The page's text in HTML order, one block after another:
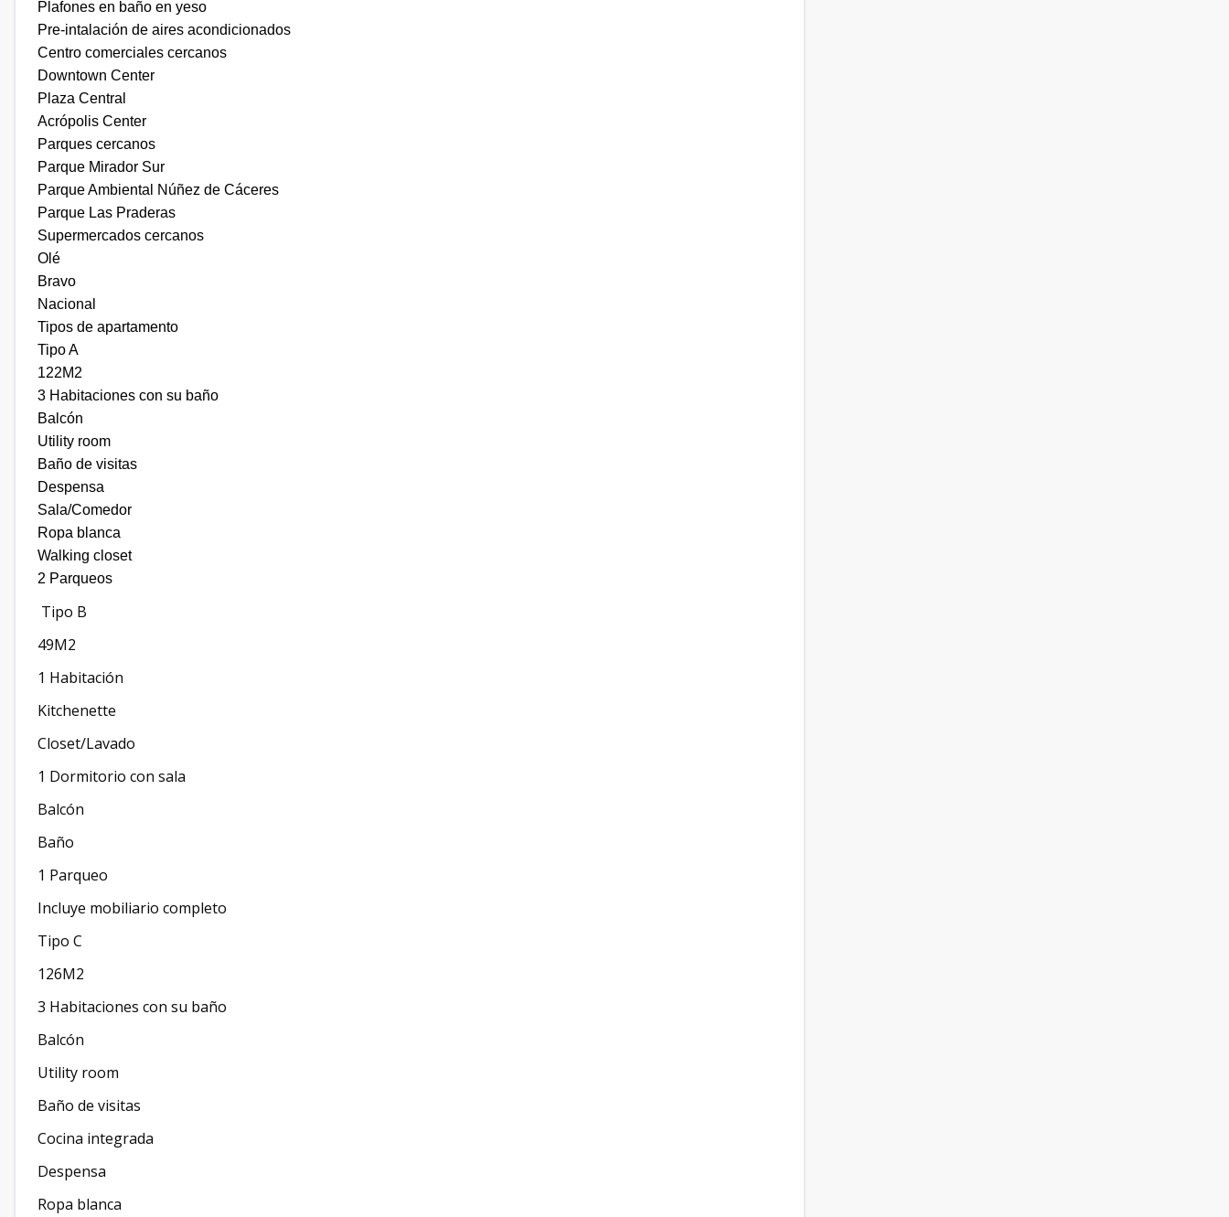
Plafones en baño en yeso
Pre-intalación de aires acondicionados
Centro comerciales cercanos
Downtown Center
Plaza Central
Acrópolis Center
Parques cercanos
Parque Mirador Sur
Parque Ambiental Núñez de Cáceres
Parque Las Praderas
Supermercados cercanos
Olé
Bravo
Nacional
Tipos de apartamento
Tipo A
122M2
3 Habitaciones con su baño
Balcón
Utility room
Baño de visitas
Despensa
Sala/Comedor
Ropa blanca
Walking closet
2 Parqueos
Tipo B
49M2
1 Habitación
Kitchenette
Closet/Lavado
1 Dormitorio con sala
Balcón
Baño
1 Parqueo
Incluye mobiliario completo
Tipo C
126M2
3 Habitaciones con su baño
Balcón
Utility room
Baño de visitas
Cocina integrada
Despensa
Ropa blanca